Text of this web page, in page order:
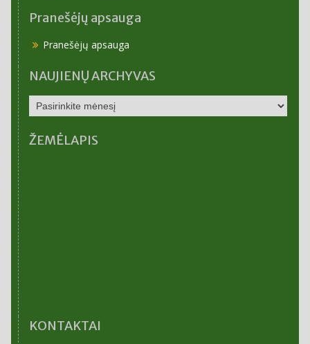
Pranešėjų apsauga
Pranešėjų apsauga
NAUJIENŲ ARCHYVAS
NAUJIENŲ
ARCHYVAS
ŽEMĖLAPIS
KONTAKTAI